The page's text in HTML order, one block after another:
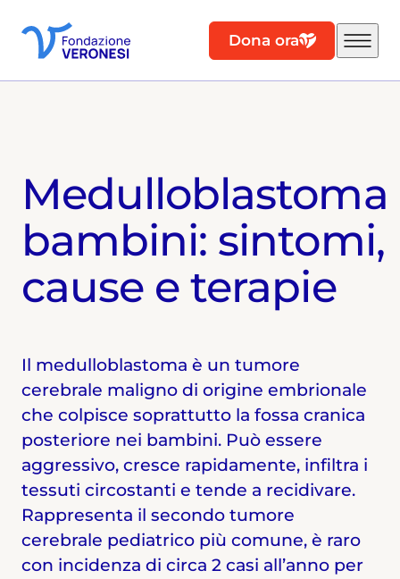
Dona ora
Medulloblastoma
bambini: sintomi,
cause e terapie
Il medulloblastoma è un tumore
cerebrale maligno di origine embrionale
che colpisce soprattutto la fossa cranica
posteriore nei bambini. Può essere
aggressivo, cresce rapidamente, infiltra i
tessuti circostanti e tende a recidivare.
Rappresenta il secondo tumore
cerebrale pediatrico più comune, è raro
con incidenza di circa 2 casi all’anno per